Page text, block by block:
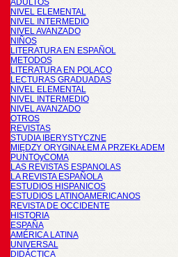
ADULTOS
NIVEL ELEMENTAL
NIVEL INTERMEDIO
NIVEL AVANZADO
NIÑOS
LITERATURA EN ESPAÑOL
METODOS
LITERATURA EN POLACO
LECTURAS GRADUADAS
NIVEL ELEMENTAL
NIVEL INTERMEDIO
NIVEL AVANZADO
OTROS
REVISTAS
STUDIA IBERYSTYCZNE
MIĘDZY ORYGINAŁEM A PRZEKŁADEM
PUNTOyCOMA
LAS REVISTAS ESPANOLAS
LA REVISTA ESPAÑOLA
ESTUDIOS HISPANICOS
ESTUDIOS LATINOAMERICANOS
REVISTA DE OCCIDENTE
HISTORIA
ESPAÑA
AMÉRICA LATINA
UNIVERSAL
DIDÁCTICA